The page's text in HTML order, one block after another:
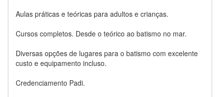
Aulas práticas e teóricas para adultos e crianças.
Cursos completos. Desde o teórico ao batismo no mar.
Diversas opções de lugares para o batismo com excelente
custo e equipamento incluso.
Credenciamento Padi.